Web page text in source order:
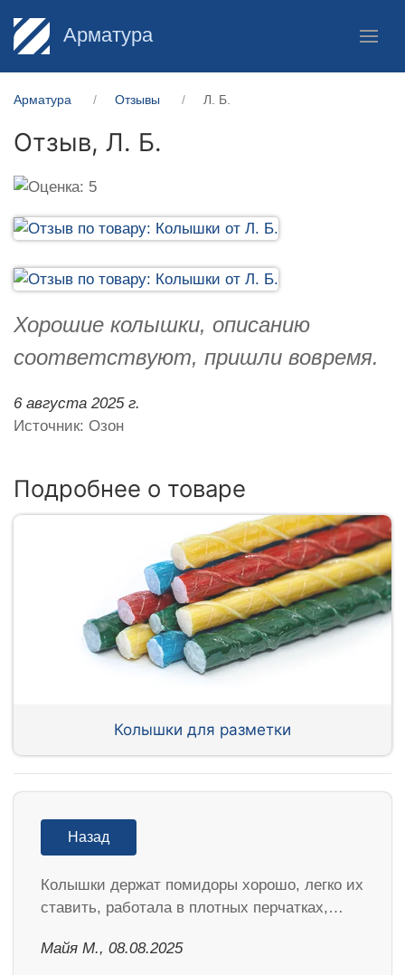
Арматура
Арматура Отзывы Л. Б.
Отзыв, Л. Б.
Хорошие колышки, описанию
соответствуют, пришли вовремя.
6 августа 2025 г.
Источник: Озон
Подробнее о товаре
Колышки для разметки
Назад
Колышки держат помидоры хорошо, легко их
ставить, работала в плотных перчатках,…
Майя М., 08.08.2025